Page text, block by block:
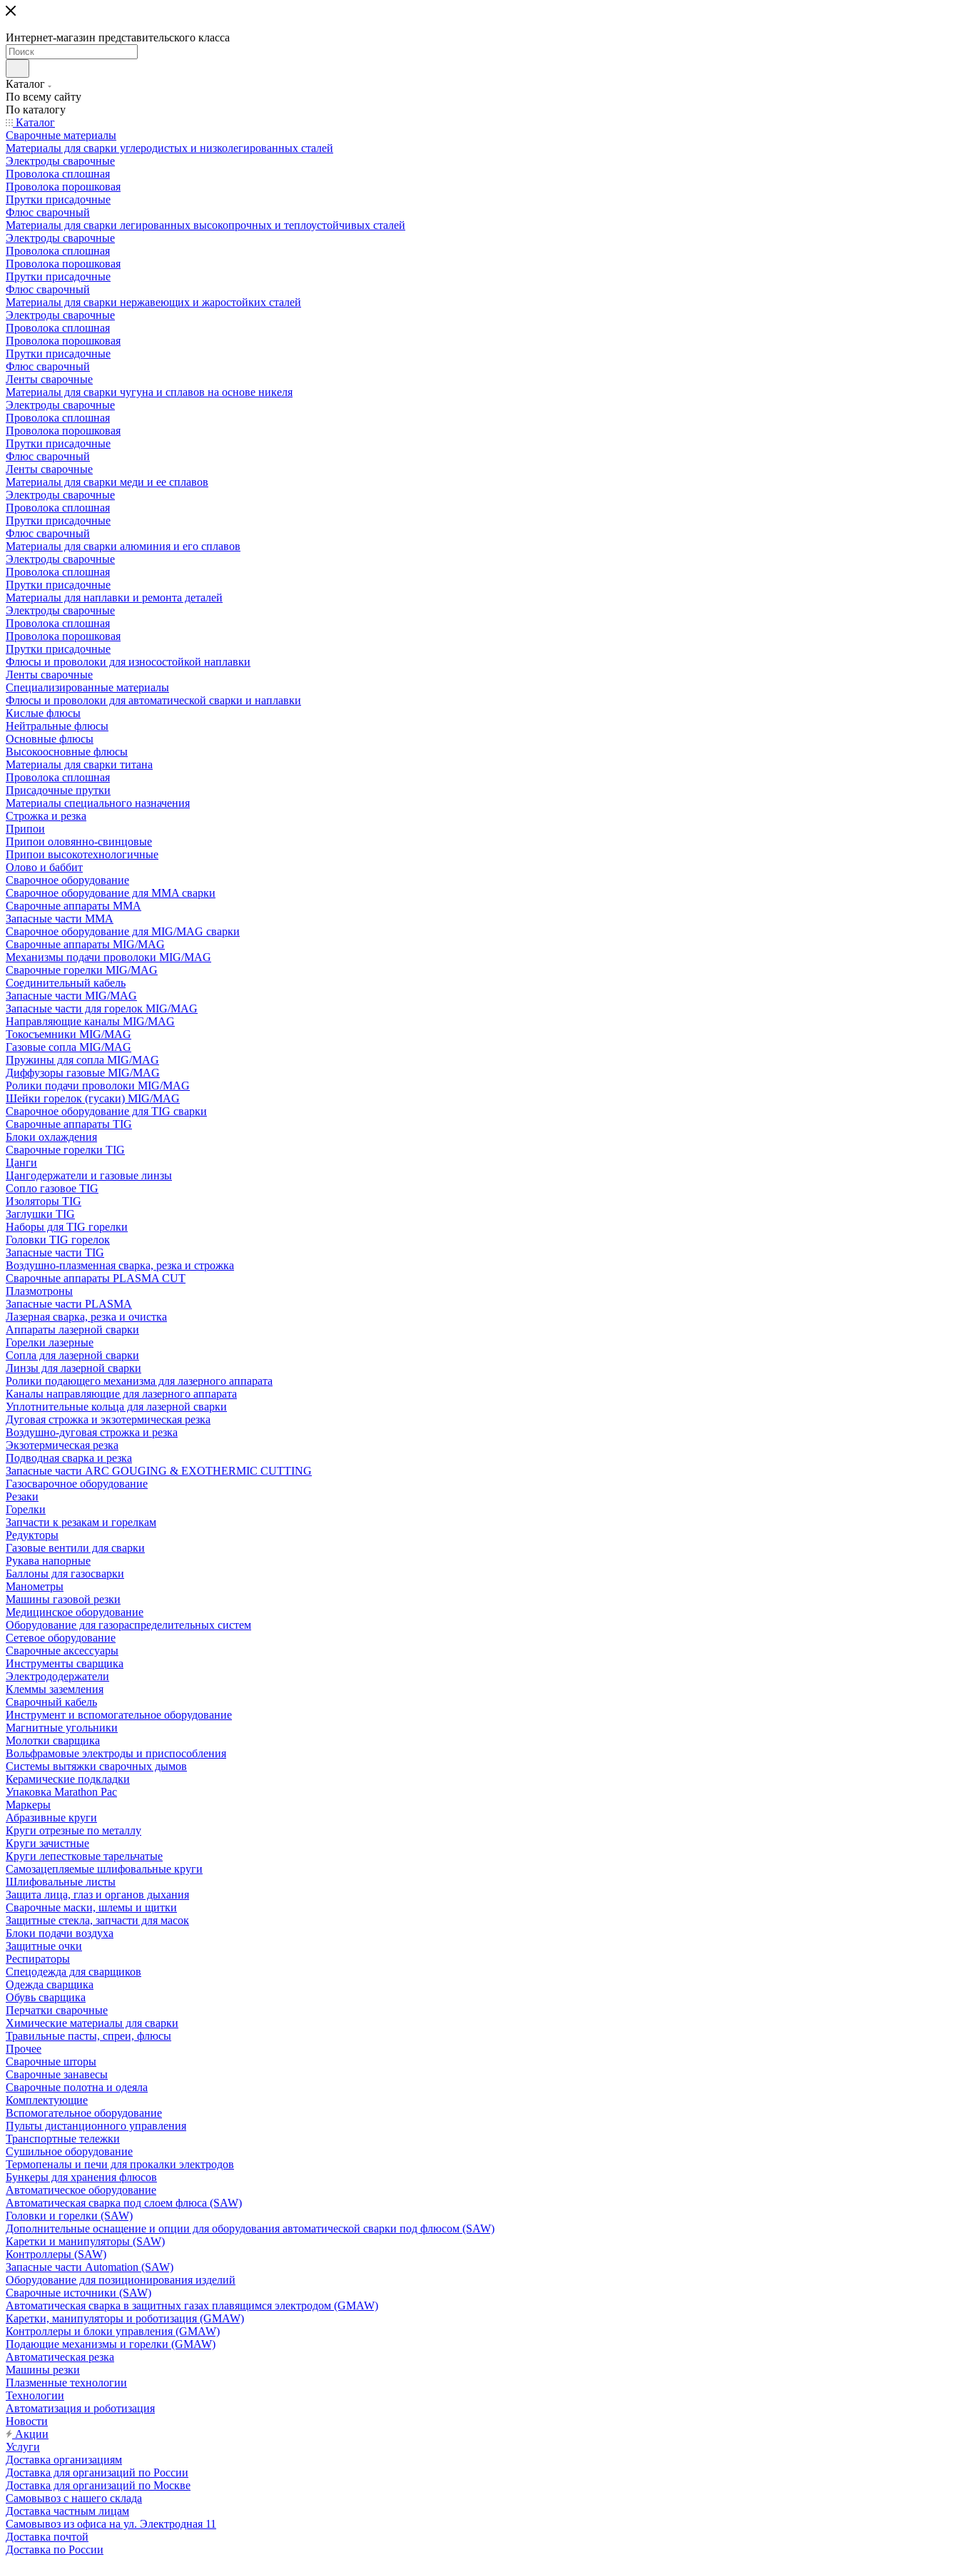
Интернет-магазин представительского класса
Каталог
По всему сайту
По каталогу
Каталог
Сварочные материалы
Материалы для сварки углеродистых и низколегированных сталей
Электроды сварочные
Проволока сплошная
Проволока порошковая
Прутки присадочные
Флюс сварочный
Материалы для сварки легированных высокопрочных и теплоустойчивых сталей
Электроды сварочные
Проволока сплошная
Проволока порошковая
Прутки присадочные
Флюс сварочный
Материалы для сварки нержавеющих и жаростойких сталей
Электроды сварочные
Проволока сплошная
Проволока порошковая
Прутки присадочные
Флюс сварочный
Ленты сварочные
Материалы для сварки чугуна и сплавов на основе никеля
Электроды сварочные
Проволока сплошная
Проволока порошковая
Прутки присадочные
Флюс сварочный
Ленты сварочные
Материалы для сварки меди и ее сплавов
Электроды сварочные
Проволока сплошная
Прутки присадочные
Флюс сварочный
Материалы для сварки алюминия и его сплавов
Электроды сварочные
Проволока сплошная
Прутки присадочные
Материалы для наплавки и ремонта деталей
Электроды сварочные
Проволока сплошная
Проволока порошковая
Прутки присадочные
Флюсы и проволоки для износостойкой наплавки
Ленты сварочные
Специализированные материалы
Флюсы и проволоки для автоматической сварки и наплавки
Кислые флюсы
Нейтральные флюсы
Основные флюсы
Высокоосновные флюсы
Материалы для сварки титана
Проволока сплошная
Присадочные прутки
Материалы специального назначения
Строжка и резка
Припои
Припои оловянно-свинцовые
Припои высокотехнологичные
Олово и баббит
Сварочное оборудование
Сварочное оборудование для MMA сварки
Сварочные аппараты MMA
Запасные части MMA
Сварочное оборудование для MIG/MAG сварки
Сварочные аппараты MIG/MAG
Механизмы подачи проволоки MIG/MAG
Сварочные горелки MIG/MAG
Соединительный кабель
Запасные части MIG/MAG
Запасные части для горелок MIG/MAG
Направляющие каналы MIG/MAG
Токосъемники MIG/MAG
Газовые сопла MIG/MAG
Пружины для сопла MIG/MAG
Диффузоры газовые MIG/MAG
Ролики подачи проволоки MIG/MAG
Шейки горелок (гусаки) MIG/MAG
Сварочное оборудование для TIG сварки
Сварочные аппараты TIG
Блоки охлаждения
Сварочные горелки TIG
Цанги
Цангодержатели и газовые линзы
Сопло газовое TIG
Изоляторы TIG
Заглушки TIG
Наборы для TIG горелки
Головки TIG горелок
Запасные части TIG
Воздушно-плазменная сварка, резка и строжка
Сварочные аппараты PLASMA CUT
Плазмотроны
Запасные части PLASMA
Лазерная сварка, резка и очистка
Аппараты лазерной сварки
Горелки лазерные
Сопла для лазерной сварки
Линзы для лазерной сварки
Ролики подающего механизма для лазерного аппарата
Каналы направляющие для лазерного аппарата
Уплотнительные кольца для лазерной сварки
Дуговая строжка и экзотермическая резка
Воздушно-дуговая строжка и резка
Экзотермическая резка
Подводная сварка и резка
Запасные части ARC GOUGING & EXOTHERMIC CUTTING
Газосварочное оборудование
Резаки
Горелки
Запчасти к резакам и горелкам
Редукторы
Газовые вентили для сварки
Рукава напорные
Баллоны для газосварки
Манометры
Машины газовой резки
Медицинское оборудование
Оборудование для газораспределительных систем
Сетевое оборудование
Сварочные аксессуары
Инструменты сварщика
Электрододержатели
Клеммы заземления
Сварочный кабель
Инструмент и вспомогательное оборудование
Магнитные угольники
Молотки сварщика
Вольфрамовые электроды и приспособления
Системы вытяжки сварочных дымов
Керамические подкладки
Упаковка Marathon Pac
Маркеры
Абразивные круги
Круги отрезные по металлу
Круги зачистные
Круги лепестковые тарельчатые
Самозацепляемые шлифовальные круги
Шлифовальные листы
Защита лица, глаз и органов дыхания
Сварочные маски, шлемы и щитки
Защитные стекла, запчасти для масок
Блоки подачи воздуха
Защитные очки
Респираторы
Спецодежда для сварщиков
Одежда сварщика
Обувь сварщика
Перчатки сварочные
Химические материалы для сварки
Травильные пасты, спреи, флюсы
Прочее
Сварочные шторы
Сварочные занавесы
Сварочные полотна и одеяла
Комплектующие
Вспомогательное оборудование
Пульты дистанционного управления
Транспортные тележки
Сушильное оборудование
Термопеналы и печи для прокалки электродов
Бункеры для хранения флюсов
Автоматическое оборудование
Автоматическая сварка под слоем флюса (SAW)
Головки и горелки (SAW)
Дополнительные оснащение и опции для оборудования автоматической сварки под флюсом (SAW)
Каретки и манипуляторы (SAW)
Контроллеры (SAW)
Запасные части Automation (SAW)
Оборудование для позиционирования изделий
Сварочные источники (SAW)
Автоматическая сварка в защитных газах плавящимся электродом (GMAW)
Каретки, манипуляторы и роботизация (GMAW)
Контроллеры и блоки управления (GMAW)
Подающие механизмы и горелки (GMAW)
Автоматическая резка
Машины резки
Плазменные технологии
Технологии
Автоматизация и роботизация
Новости
Акции
Услуги
Доставка организациям
Доставка для организаций по России
Доставка для организаций по Москве
Самовывоз с нашего склада
Доставка частным лицам
Самовывоз из офиса на ул. Электродная 11
Доставка почтой
Доставка по России